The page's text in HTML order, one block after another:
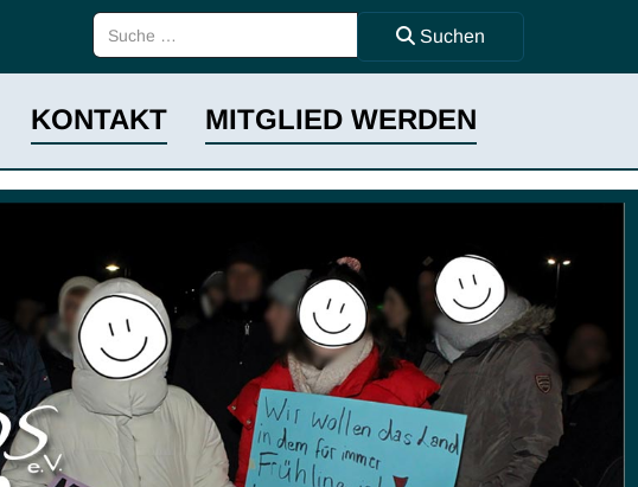
Suchen ...
Suchen
KONTAKT MITGLIED WERDEN